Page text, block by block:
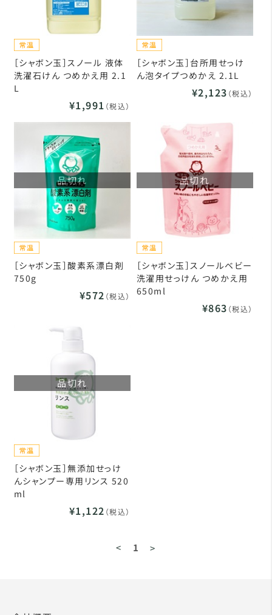
［シャボン玉］スノール 液体
洗濯石けん つめかえ用 2.1
L
¥1,991 （税込）
［シャボン玉］台所用せっけ
ん泡タイプつめかえ 2.1L
¥2,123 （税込）
品切れ
［シャボン玉］酸素系漂白剤
750g
¥572 （税込）
品切れ
［シャボン玉］スノールベビー
洗濯用せっけん つめかえ用
650ml
¥863 （税込）
品切れ
［シャボン玉］無添加せっけ
んシャンプー専用リンス 520
ml
¥1,122 （税込）
< 1 >